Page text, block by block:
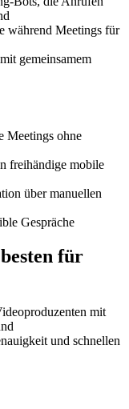
während Meetings für
gemeinsamem
Meetings ohne
freihändige mobile
über manuellen
Gespräche
für
mit
und schnellen